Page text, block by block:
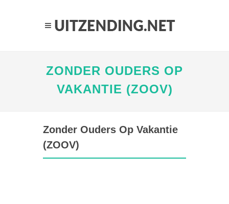
ZONDER OUDERS OP
VAKANTIE (ZOOV)
Zonder Ouders Op Vakantie
(ZOOV)